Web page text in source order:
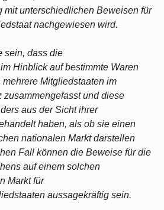
mit unterschiedlichen Beweisen für
nachgewiesen wird.
sein, dass die
Hinblick auf bestimmte Waren
Mitgliedstaaten im
zusammengefasst und diese
aus der Sicht ihrer
haben, als ob sie einen
nationalen Markt darstellen
Fall können die Beweise für die
auf einem solchen
Markt für
aussagekräftig sein.